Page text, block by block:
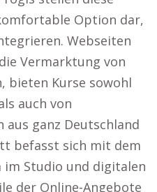
Option dar,
Webseiten
Vermarktung von
bieten Kurse sowohl
auch von
ganz Deutschland
befasst sich mit dem
im Studio und digitalen
der Online-Angebote